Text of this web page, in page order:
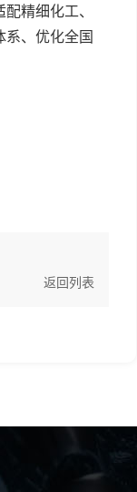
精细化工、
、优化全国
返回列表